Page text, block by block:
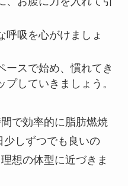
呼吸を心がけましょ
ースで始め、慣れてき
していきましょう。
で効率的に脂肪燃焼
しずつでも良いの
想の体型に近づきま